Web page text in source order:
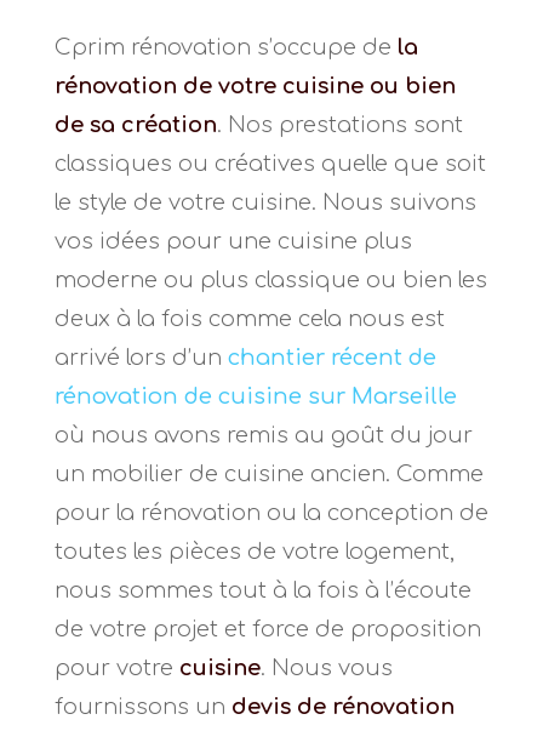
Cprim rénovation s’occupe de la
rénovation de votre cuisine ou bien
de sa création. Nos prestations sont
classiques ou créatives quelle que soit
le style de votre cuisine. Nous suivons
vos idées pour une cuisine plus
moderne ou plus classique ou bien les
deux à la fois comme cela nous est
arrivé lors d’un chantier récent de
rénovation de cuisine sur Marseille
où nous avons remis au goût du jour
un mobilier de cuisine ancien. Comme
pour la rénovation ou la conception de
toutes les pièces de votre logement,
nous sommes tout à la fois à l’écoute
de votre projet et force de proposition
pour votre cuisine. Nous vous
fournissons un devis de rénovation